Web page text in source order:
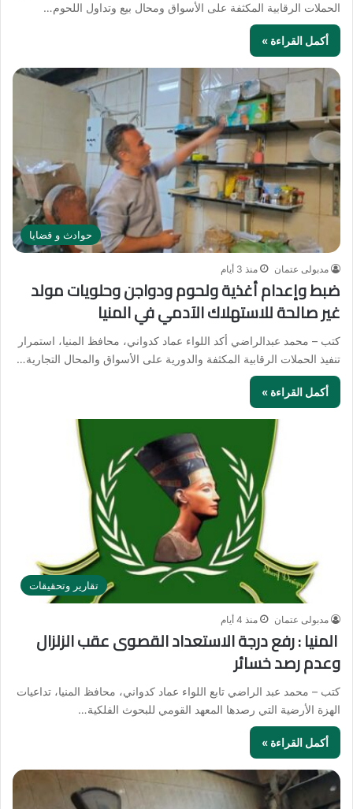
الحملات الرقابية المكثفة على الأسواق ومحال بيع وتداول اللحوم…
أكمل القراءة »
حوادث و قضايا
مدبولى عتمان منذ 3 أيام
ضبط وإعدام أغذية ولحوم ودواجن وحلويات مولد
غير صالحة للاستهلاك الآدمي في المنيا
كتب – محمد عبدالراضي أكد اللواء عماد كدواني، محافظ المنيا، استمرار
تنفيذ الحملات الرقابية المكثفة والدورية على الأسواق والمحال التجارية…
أكمل القراءة »
تقارير وتحقيقات
مدبولى عتمان منذ 4 أيام
المنيا : رفع درجة الاستعداد القصوى عقب الزلزال
وعدم رصد خسائر
كتب – محمد عبد الراضي تابع اللواء عماد كدواني، محافظ المنيا، تداعيات
الهزة الأرضية التي رصدها المعهد القومي للبحوث الفلكية…
أكمل القراءة »